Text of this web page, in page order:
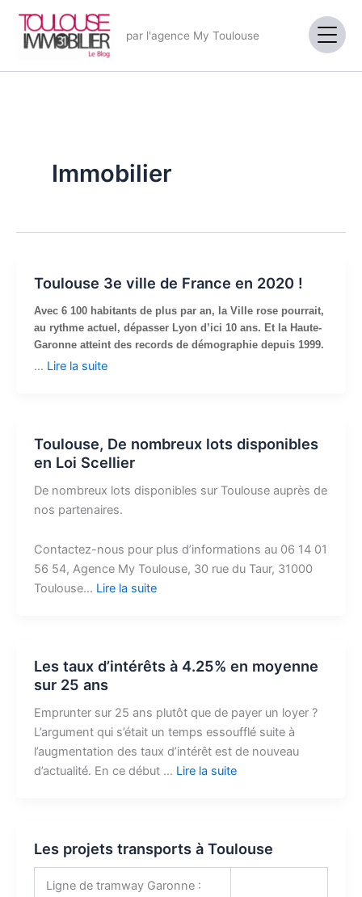
contenu
par l'agence My Toulouse
Immobilier
Toulouse 3e ville de France en 2020 !
Avec 6 100 habitants de plus par an, la Ville rose pourrait,
au rythme actuel, dépasser Lyon d’ici 10 ans. Et la Haute-
Garonne atteint des records de démographie depuis 1999.
… Lire la suite
Toulouse, De nombreux lots disponibles
en Loi Scellier
De nombreux lots disponibles sur Toulouse auprès de
nos partenaires.
Contactez-nous pour plus d’informations au 06 14 01
56 54, Agence My Toulouse, 30 rue du Taur, 31000
Toulouse… Lire la suite
Les taux d’intérêts à 4.25% en moyenne
sur 25 ans
Emprunter sur 25 ans plutôt que de payer un loyer ?
L’argument qui s’était un temps essoufflé suite à
l’augmentation des taux d’intérêt est de nouveau
d’actualité. En ce début … Lire la suite
Les projets transports à Toulouse
Ligne de tramway Garonne :